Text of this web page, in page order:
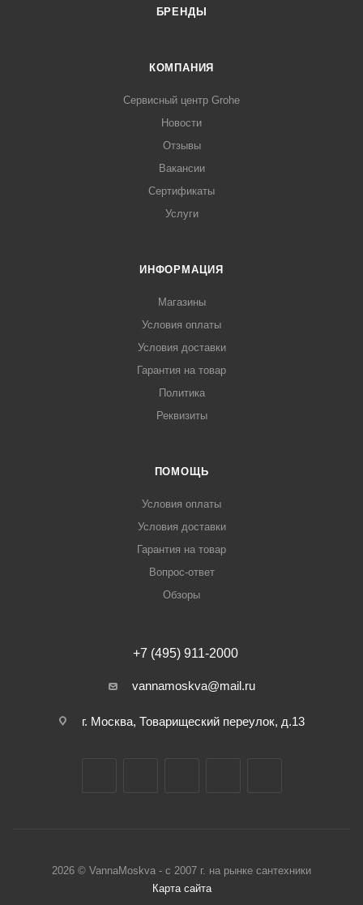
БРЕНДЫ
КОМПАНИЯ
Сервисный центр Grohe
Новости
Отзывы
Вакансии
Сертификаты
Услуги
ИНФОРМАЦИЯ
Магазины
Условия оплаты
Условия доставки
Гарантия на товар
Политика
Реквизиты
ПОМОЩЬ
Условия оплаты
Условия доставки
Гарантия на товар
Вопрос-ответ
Обзоры
+7 (495) 911-2000
vannamoskva@mail.ru
г. Москва, Товарищеский переулок, д.13
2026 © VannaMoskva - с 2007 г. на рынке сантехники
Карта сайта